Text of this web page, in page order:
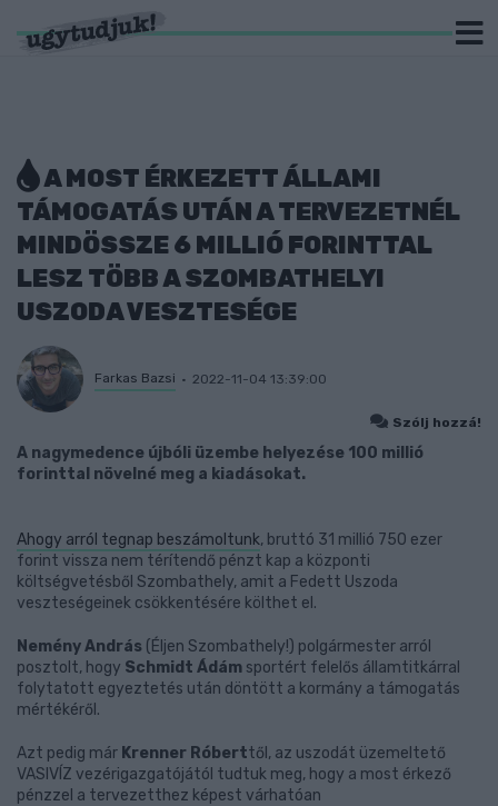
A MOST ÉRKEZETT ÁLLAMI
TÁMOGATÁS UTÁN A TERVEZETNÉL
MINDÖSSZE 6 MILLIÓ FORINTTAL
LESZ TÖBB A SZOMBATHELYI
USZODA VESZTESÉGE
Farkas Bazsi 2022-11-04 13:39:00
Szólj hozzá!
A nagymedence újbóli üzembe helyezése 100 millió
forinttal növelné meg a kiadásokat.
Ahogy arról tegnap beszámoltunk, bruttó 31 millió 750 ezer
forint vissza nem térítendő pénzt kap a központi
költségvetésből Szombathely, amit a Fedett Uszoda
veszteségeinek csökkentésére költhet el.
Nemény András (Éljen Szombathely!) polgármester arról
posztolt, hogy Schmidt Ádám sportért felelős államtitkárral
folytatott egyeztetés után döntött a kormány a támogatás
mértékéről.
Azt pedig már Krenner Róberttől, az uszodát üzemeltető
VASIVÍZ vezérigazgatójától tudtuk meg, hogy a most érkező
pénzzel a tervezetthez képest várhatóan